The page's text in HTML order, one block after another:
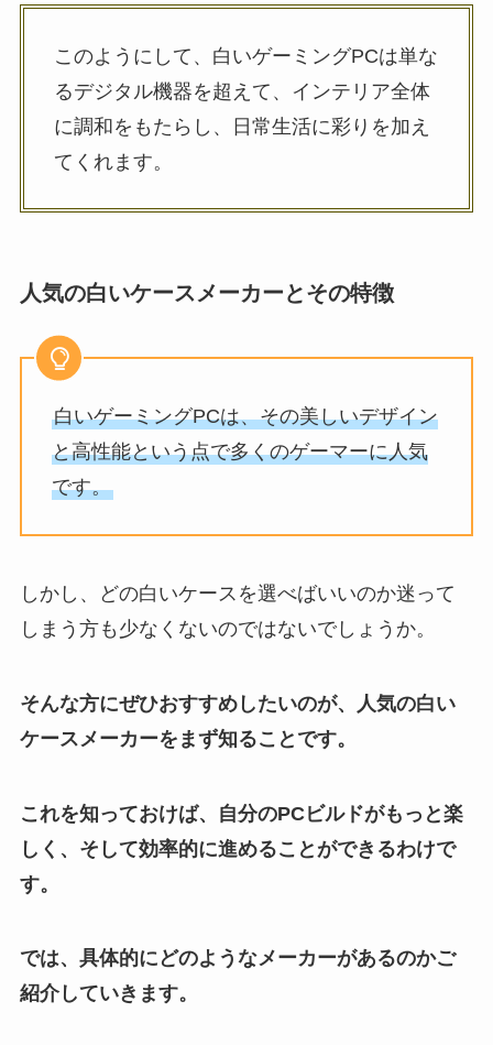
このようにして、白いゲーミングPCは単な
るデジタル機器を超えて、インテリア全体
に調和をもたらし、日常生活に彩りを加え
てくれます。
人気の白いケースメーカーとその特徴
白いゲーミングPCは、その美しいデザイン
と高性能という点で多くのゲーマーに人気
です。
しかし、どの白いケースを選べばいいのか迷って
しまう方も少なくないのではないでしょうか。
そんな方にぜひおすすめしたいのが、人気の白い
ケースメーカーをまず知ることです。
これを知っておけば、自分のPCビルドがもっと楽
しく、そして効率的に進めることができるわけで
す。
では、具体的にどのようなメーカーがあるのかご
紹介していきます。